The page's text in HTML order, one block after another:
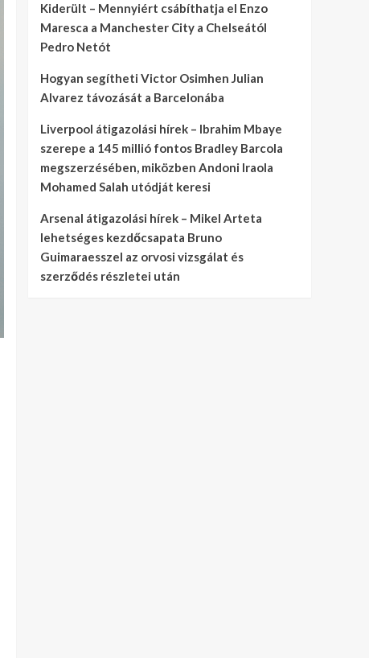
Kiderült – Mennyiért csábíthatja el Enzo
Maresca a Manchester City a Chelseától
Pedro Netót
Hogyan segítheti Victor Osimhen Julian
Alvarez távozását a Barcelonába
Liverpool átigazolási hírek – Ibrahim Mbaye
szerepe a 145 millió fontos Bradley Barcola
megszerzésében, miközben Andoni Iraola
Mohamed Salah utódját keresi
Arsenal átigazolási hírek – Mikel Arteta
lehetséges kezdőcsapata Bruno
Guimaraesszel az orvosi vizsgálat és
szerződés részletei után